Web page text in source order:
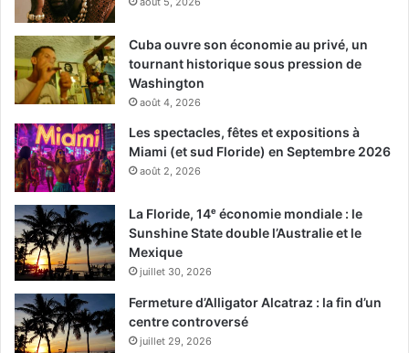
Cuba ouvre son économie au privé, un
tournant historique sous pression de
Washington
août 4, 2026
Les spectacles, fêtes et expositions à
Miami (et sud Floride) en Septembre 2026
août 2, 2026
La Floride, 14ᵉ économie mondiale : le
Sunshine State double l’Australie et le
Mexique
juillet 30, 2026
Fermeture d’Alligator Alcatraz : la fin d’un
centre controversé
juillet 29, 2026